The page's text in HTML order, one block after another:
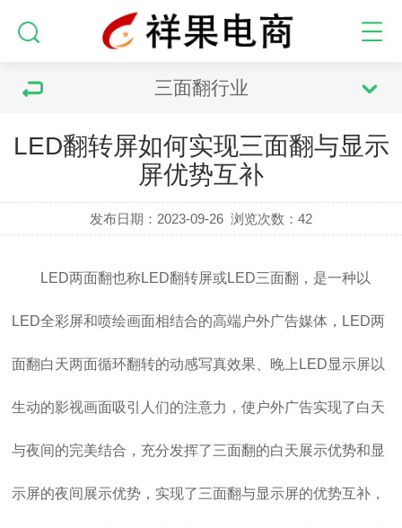
三面翻行业
LED翻转屏如何实现三面翻与显示
屏优势互补
发布日期：2023-09-26 浏览次数：42
LED两面翻也称LED翻转屏或LED三面翻，是一种以
LED全彩屏和喷绘画面相结合的高端户外广告媒体，LED两
面翻白天两面循环翻转的动感写真效果、晚上LED显示屏以
生动的影视画面吸引人们的注意力，使户外广告实现了白天
与夜间的完美结合，充分发挥了三面翻的白天展示优势和显
示屏的夜间展示优势，实现了三面翻与显示屏的优势互补，